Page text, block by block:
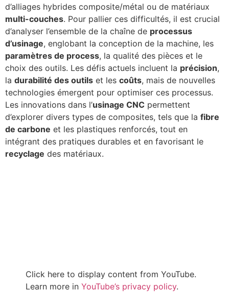
d’alliages hybrides composite/métal ou de matériaux
multi-couches. Pour pallier ces difficultés, il est crucial
d’analyser l’ensemble de la chaîne de processus
d’usinage, englobant la conception de la machine, les
paramètres de process, la qualité des pièces et le
choix des outils. Les défis actuels incluent la précision,
la durabilité des outils et les coûts, mais de nouvelles
technologies émergent pour optimiser ces processus.
Les innovations dans l’usinage CNC permettent
d’explorer divers types de composites, tels que la fibre
de carbone et les plastiques renforcés, tout en
intégrant des pratiques durables et en favorisant le
recyclage des matériaux.
Click here to display content from YouTube.
Learn more in YouTube’s privacy policy.